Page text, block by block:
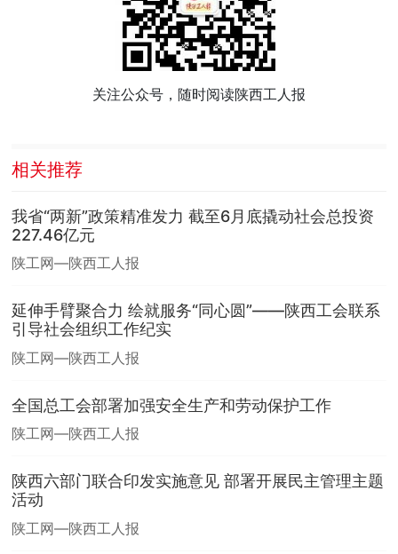
关注公众号，随时阅读陕西工人报
相关推荐
我省“两新”政策精准发力 截至6月底撬动社会总投资
227.46亿元
陕工网—陕西工人报
延伸手臂聚合力 绘就服务“同心圆”——陕西工会联系
引导社会组织工作纪实
陕工网—陕西工人报
全国总工会部署加强安全生产和劳动保护工作
陕工网—陕西工人报
陕西六部门联合印发实施意见 部署开展民主管理主题
活动
陕工网—陕西工人报